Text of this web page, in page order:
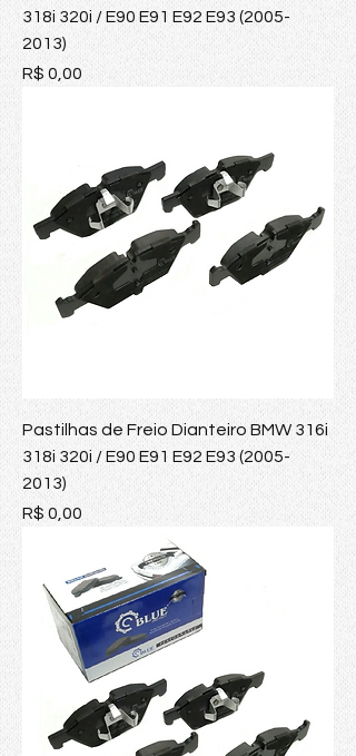
318i 320i / E90 E91 E92 E93 (2005-
2013)
Preço
R$ 0,00
Pastilhas de Freio Dianteiro BMW 316i
318i 320i / E90 E91 E92 E93 (2005-
2013)
Preço
R$ 0,00